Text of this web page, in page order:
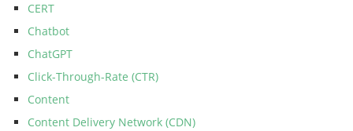
CERT
Chatbot
ChatGPT
Click-Through-Rate (CTR)
Content
Content Delivery Network (CDN)